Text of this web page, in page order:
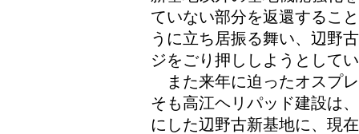
ていない部分を返還するこ
うに立ち居振る舞い、辺野
ジをごり押ししようとして
また来年に迫ったオスプ
そも高江ヘリパッド建設は
にした辺野古新基地に、現